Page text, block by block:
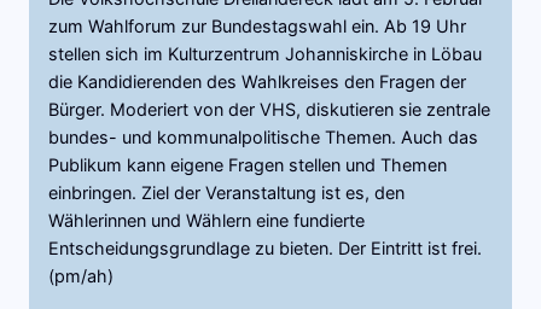
zum Wahlforum zur Bundestagswahl ein. Ab 19 Uhr
stellen sich im Kulturzentrum Johanniskirche in Löbau
die Kandidierenden des Wahlkreises den Fragen der
Bürger. Moderiert von der VHS, diskutieren sie zentrale
bundes- und kommunalpolitische Themen. Auch das
Publikum kann eigene Fragen stellen und Themen
einbringen. Ziel der Veranstaltung ist es, den
Wählerinnen und Wählern eine fundierte
Entscheidungsgrundlage zu bieten. Der Eintritt ist frei.
(pm/ah)